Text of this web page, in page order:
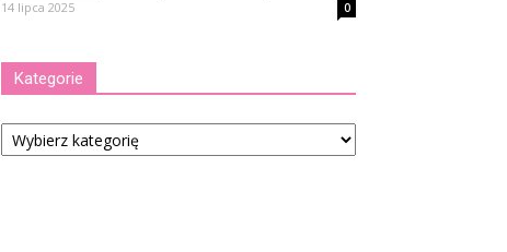
14 lipca 2025
0
Kategorie
Kategorie